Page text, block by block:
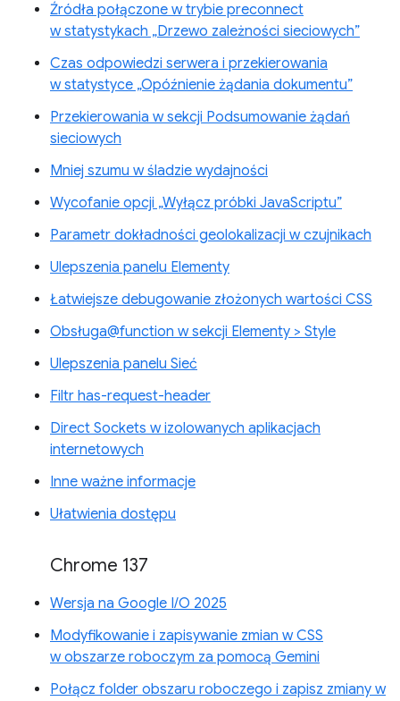
Źródła połączone w trybie preconnect
w statystykach „Drzewo zależności sieciowych”
Czas odpowiedzi serwera i przekierowania
w statystyce „Opóźnienie żądania dokumentu”
Przekierowania w sekcji Podsumowanie żądań
sieciowych
Mniej szumu w śladzie wydajności
Wycofanie opcji „Wyłącz próbki JavaScriptu”
Parametr dokładności geolokalizacji w czujnikach
Ulepszenia panelu Elementy
Łatwiejsze debugowanie złożonych wartości CSS
Obsługa@function w sekcji Elementy > Style
Ulepszenia panelu Sieć
Filtr has-request-header
Direct Sockets w izolowanych aplikacjach
internetowych
Inne ważne informacje
Ułatwienia dostępu
Chrome 137
Wersja na Google I/O 2025
Modyfikowanie i zapisywanie zmian w CSS
w obszarze roboczym za pomocą Gemini
Połącz folder obszaru roboczego i zapisz zmiany w